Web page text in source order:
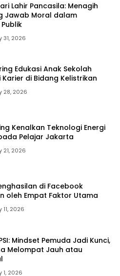
Lahir Pancasila: Menagih
Jawab Moral dalam
31, 2026
Anak Sekolah
Karier di Bidang Kelistrikan
28, 2026
Kenalkan Teknologi Energi
Pelajar Jakarta
21, 2026
di Facebook
oleh Empat Faktor Utama
11, 2026
Mindset Pemuda Jadi Kunci,
Melompat Jauh atau
1, 2026